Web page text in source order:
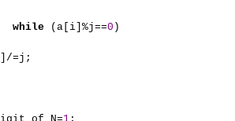
while (a[i]%j==0 )
=j;